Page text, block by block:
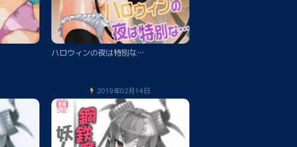
ハロウィンの夜は特別な…
2019年02月14日